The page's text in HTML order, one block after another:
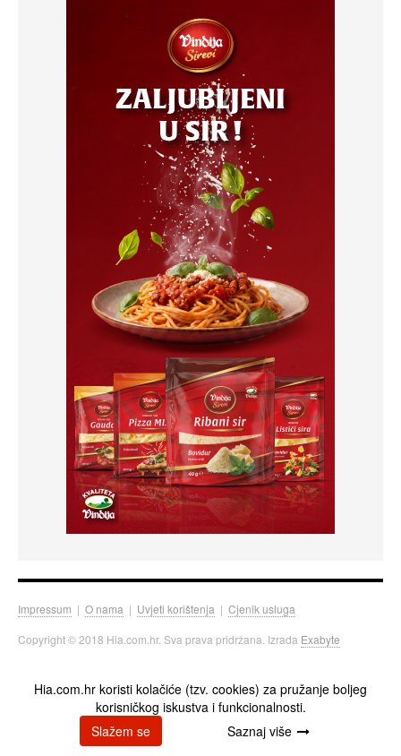
Impressum | O nama | Uvjeti korištenja | Cjenik usluga
Copyright © 2018 Hia.com.hr. Sva prava pridržana. Izrada Exabyte
Hia.com.hr koristi kolačiće (tzv. cookies) za pružanje boljeg
korisničkog iskustva i funkcionalnosti.
Slažem se
Saznaj više